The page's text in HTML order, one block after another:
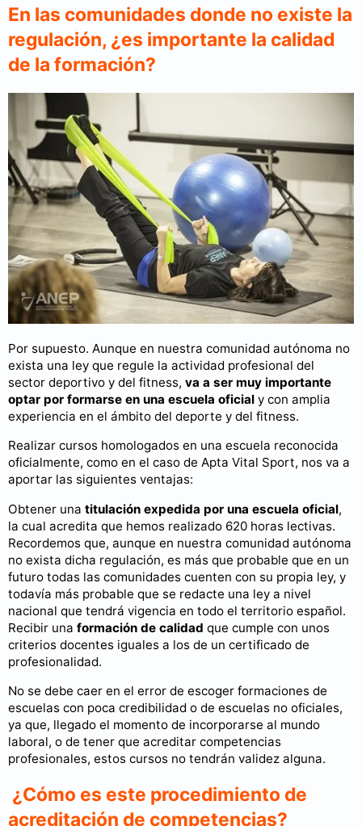
En las comunidades donde no existe la
regulación, ¿es importante la calidad
de la formación?
Por supuesto. Aunque en nuestra comunidad autónoma no
exista una ley que regule la actividad profesional del
sector deportivo y del fitness, va a ser muy importante
optar por formarse en una escuela oficial y con amplia
experiencia en el ámbito del deporte y del fitness.
Realizar cursos homologados en una escuela reconocida
oficialmente, como en el caso de Apta Vital Sport, nos va a
aportar las siguientes ventajas:
Obtener una titulación expedida por una escuela oficial,
la cual acredita que hemos realizado 620 horas lectivas.
Recordemos que, aunque en nuestra comunidad autónoma
no exista dicha regulación, es más que probable que en un
futuro todas las comunidades cuenten con su propia ley, y
todavía más probable que se redacte una ley a nivel
nacional que tendrá vigencia en todo el territorio español.
Recibir una formación de calidad que cumple con unos
criterios docentes iguales a los de un certificado de
profesionalidad.
No se debe caer en el error de escoger formaciones de
escuelas con poca credibilidad o de escuelas no oficiales,
ya que, llegado el momento de incorporarse al mundo
laboral, o de tener que acreditar competencias
profesionales, estos cursos no tendrán validez alguna.
¿Cómo es este procedimiento de
acreditación de competencias?